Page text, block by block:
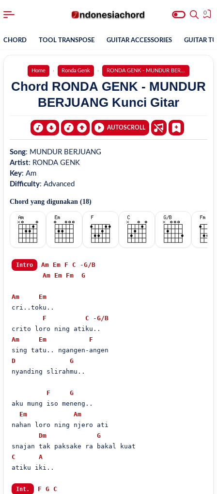
0
CHORD TOOL TRANSPOSE GUITAR ACCESSORIES GUITAR
Home Ronda Genk RONDA GENK - MUNDUR BERJUANG
Chord RONDA GENK - MUNDUR
BERJUANG Kunci Gitar
AUTOSCROLL
Song: MUNDUR BERJUANG
Artist: RONDA GENK
Key: Am
Difficulty: Advanced
Chord yang digunakan (18)
Intro Am Em F C -G/B
Am
Em Fm G
Am
Em
cri..toku..
F
C -G/B
Am
Em
F
D
G
nyanding slirahmu..
F
G
aku mung iso meneng..
Em
Am
nahan loro ning njero ati
Dm
G
C
A
atiku iki..
Int. F G C